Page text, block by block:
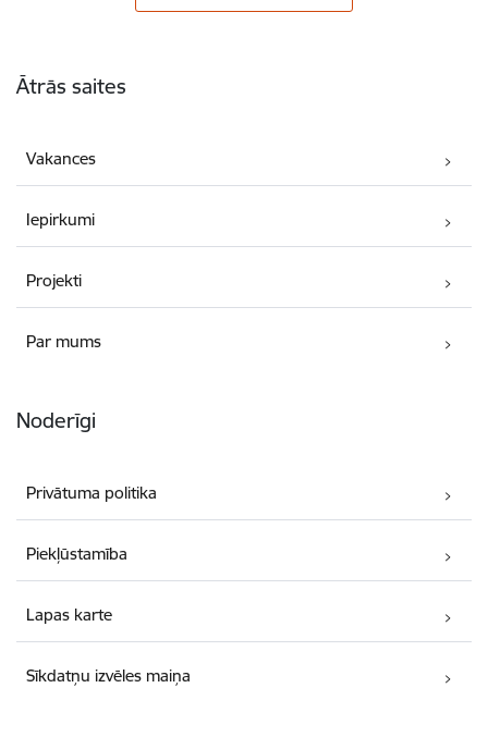
Ātrās saites
Vakances
Iepirkumi
Projekti
Par mums
Noderīgi
Privātuma politika
Piekļūstamība
Lapas karte
Sīkdatņu izvēles maiņa